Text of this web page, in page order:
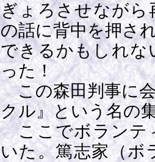
ぎょろさせながら
の話に背中を押さ
できるかもしれな
った！
この森田判事に会
クル』という名の
ここでボランテ
いた。篤志家（ボ